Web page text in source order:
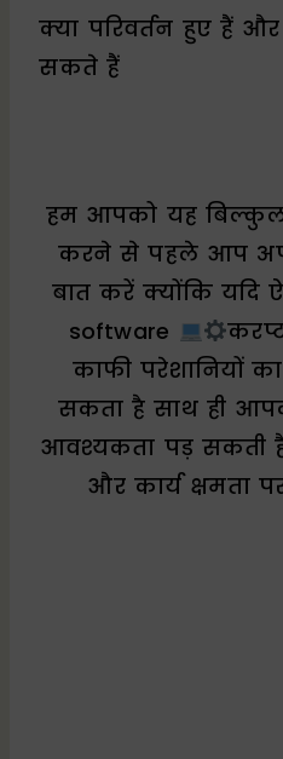
क्या परिवर्तन हुए हैं
सकते हैं
हम आपको यह
करने से पहले आप
बात करें क्योंकि
software
काफी परेशानियों
सकता है साथ ही
आवश्यकता पड़ सकती
और कार्य क्षमता